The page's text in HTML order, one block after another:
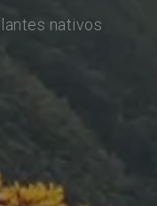
nativos